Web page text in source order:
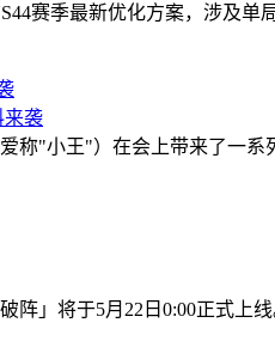
赛季最新优化方案，涉及
来袭
称"小王"）在会上带来了一
阵」将于5月22日0:00正式上线